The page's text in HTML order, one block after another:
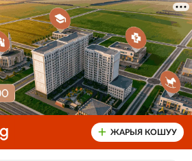
ЖАРЫЯ КОШУУ